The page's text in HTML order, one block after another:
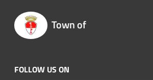
Town of
FOLLOW US ON